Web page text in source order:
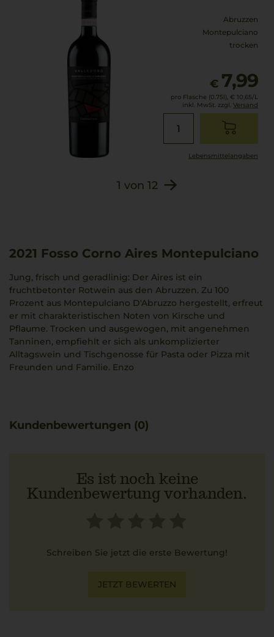
Abruzzen
Montepulciano
trocken
€ 7,99
pro Flasche (0.75l), € 10,65/L
inkl. MwSt. zzgl. Versand
Lebensmittel­angaben
1 von 12
2021 Fosso Corno Aires Montepulciano
Jung, frisch und geradlinig: Der Aires ist ein
fruchtbetonter Rotwein aus den Abruzzen. Zu 100
Prozent aus Montepulciano D'Abruzzo hergestellt, erfreut
er mit charakteristischen Noten von Kirsche und
Pflaume. Trocken und ausgewogen, mit angenehmen
Tanninen, empfiehlt er sich als unkomplizierter
Alltagswein und Tischgenosse für Pasta oder Pizza mit
Freunden und Familie. Enzo
Kundenbewertungen (0)
Es ist noch keine
Kundenbewertung vorhanden.
Schreiben Sie jetzt die erste Bewertung!
JETZT BEWERTEN